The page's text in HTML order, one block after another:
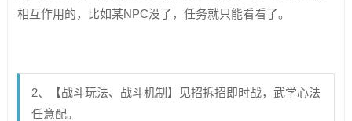
相互作用的，比如某NPC没了，任务就只能看看了。
2、【战斗玩法、战斗机制】见招拆招即时战，武学心法
任意配。